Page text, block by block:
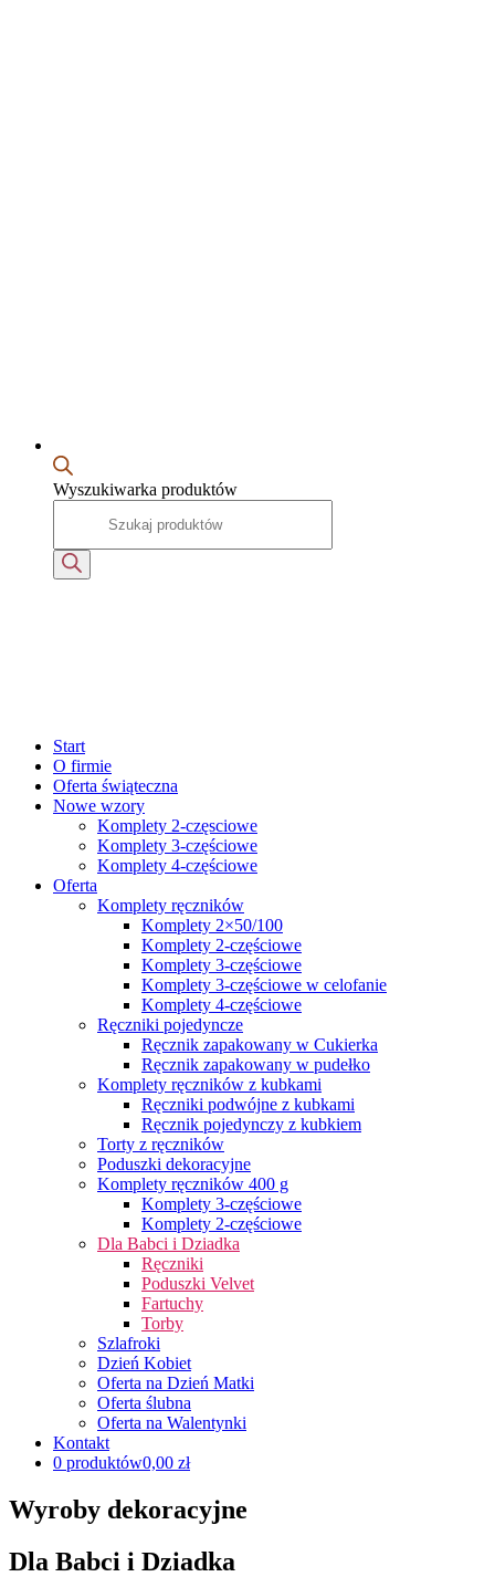
Wyszukiwarka produktów
Start
O firmie
Oferta świąteczna
Nowe wzory
Komplety 2-częsciowe
Komplety 3-częściowe
Komplety 4-częściowe
Oferta
Komplety ręczników
Komplety 2×50/100
Komplety 2-częściowe
Komplety 3-częściowe
Komplety 3-częściowe w celofanie
Komplety 4-częściowe
Ręczniki pojedyncze
Ręcznik zapakowany w Cukierka
Ręcznik zapakowany w pudełko
Komplety ręczników z kubkami
Ręczniki podwójne z kubkami
Ręcznik pojedynczy z kubkiem
Torty z ręczników
Poduszki dekoracyjne
Komplety ręczników 400 g
Komplety 3-częściowe
Komplety 2-częściowe
Dla Babci i Dziadka
Ręczniki
Poduszki Velvet
Fartuchy
Torby
Szlafroki
Dzień Kobiet
Oferta na Dzień Matki
Oferta ślubna
Oferta na Walentynki
Kontakt
0 produktów0,00 zł
Wyroby dekoracyjne
Dla Babci i Dziadka